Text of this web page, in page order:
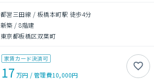
都営三田線 / 板橋本町駅 徒歩4分
新築 /8階建
東京都板橋区双葉町
家賃カード決済可
17 万円 /管理費10,000円